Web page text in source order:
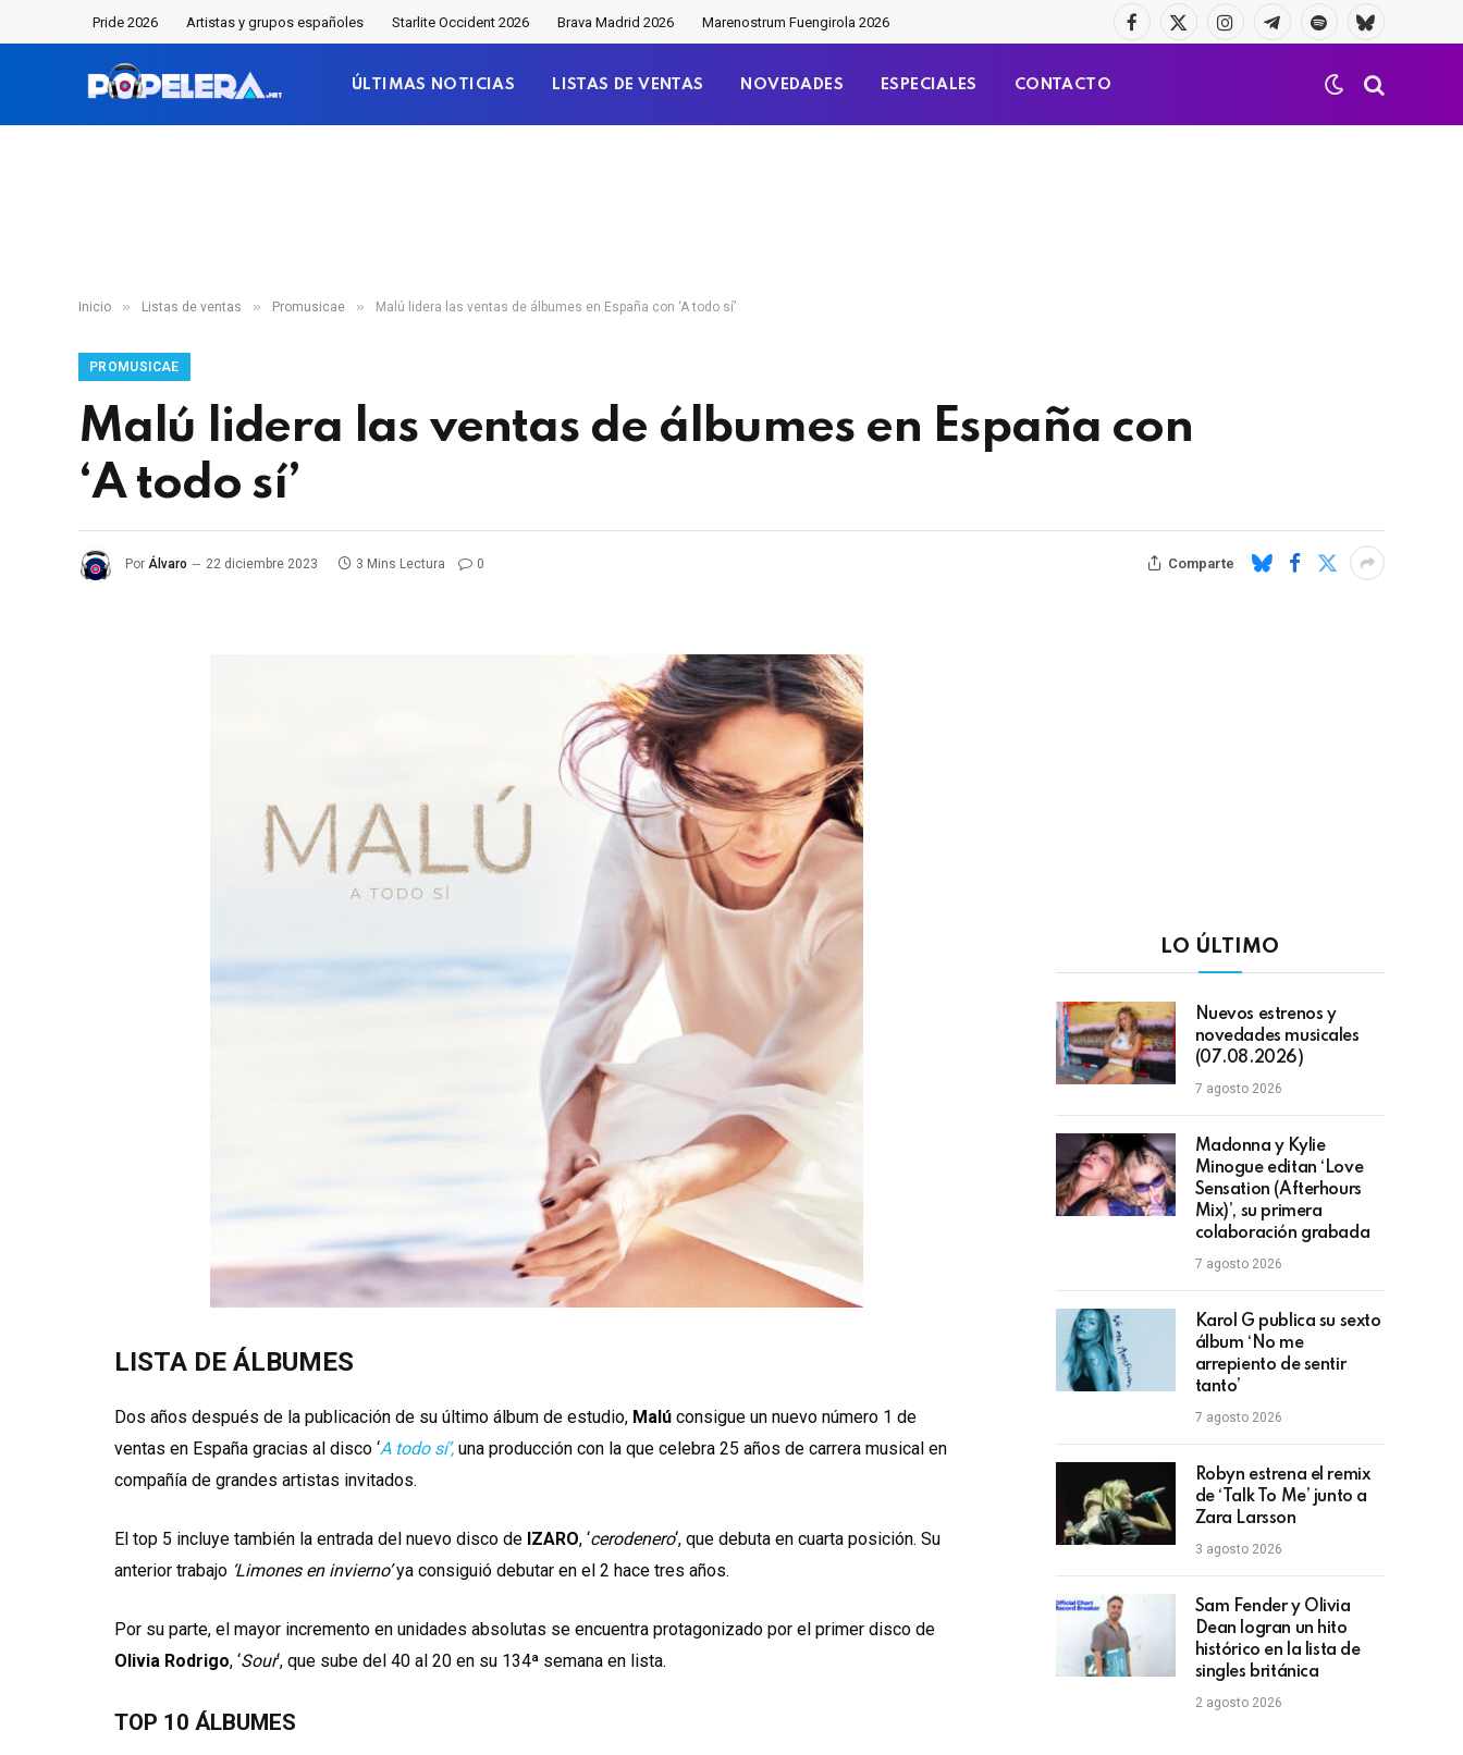
Pride 2026 Artistas y grupos españoles Starlite Occident 2026 Brava Madrid 2026 Marenostrum Fuengirola 2026
Facebook
X
InstagramTelegramaSpotifyBluesky
ÚLTIMAS NOTICIAS LISTAS DE VENTAS NOVEDADES ESPECIALES CONTACTO
Inicio » Listas de ventas » Promusicae » Malú lidera las ventas de álbumes en España con ‘A todo sí’
PROMUSICAE
Malú lidera las ventas de álbumes en España con
‘A todo sí’
Por Álvaro 22 diciembre 2023 3 Mins Lectura 0 Comparte
LISTA DE ÁLBUMES
Dos años después de la publicación de su último álbum de estudio, Malú consigue un nuevo número 1 de
ventas en España gracias al disco ‘A todo sí’, una producción con la que celebra 25 años de carrera musical en
compañía de grandes artistas invitados.
El top 5 incluye también la entrada del nuevo disco de IZARO, ‘cerodenero‘, que debuta en cuarta posición. Su
anterior trabajo ‘Limones en invierno’ya consiguió debutar en el 2 hace tres años.
Por su parte, el mayor incremento en unidades absolutas se encuentra protagonizado por el primer disco de
Olivia Rodrigo, ‘Sour‘, que sube del 40 al 20 en su 134ª semana en lista.
TOP 10 ÁLBUMES
LO ÚLTIMO
Nuevos estrenos y
novedades musicales
(07.08.2026)
7 agosto 2026
Madonna y Kylie
Minogue editan ‘Love
Sensation (Afterhours
Mix)’, su primera
colaboración grabada
7 agosto 2026
Karol G publica su sexto
álbum ‘No me
arrepiento de sentir
tanto’
7 agosto 2026
Robyn estrena el remix
de ‘Talk To Me’ junto a
Zara Larsson
3 agosto 2026
Sam Fender y Olivia
Dean logran un hito
histórico en la lista de
singles británica
2 agosto 2026